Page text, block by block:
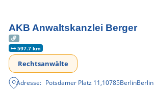
AKB Anwaltskanzlei Berger
597.7 km
Rechtsanwälte
Adresse: Potsdamer Platz 11,10785BerlinBerlin